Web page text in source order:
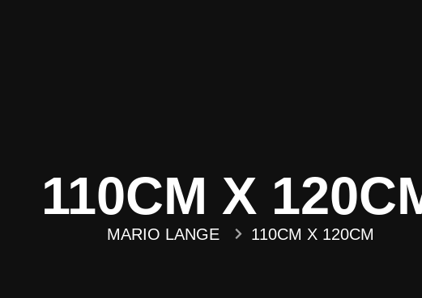
110CM X
MARIO LANGE 110CM X 120CM